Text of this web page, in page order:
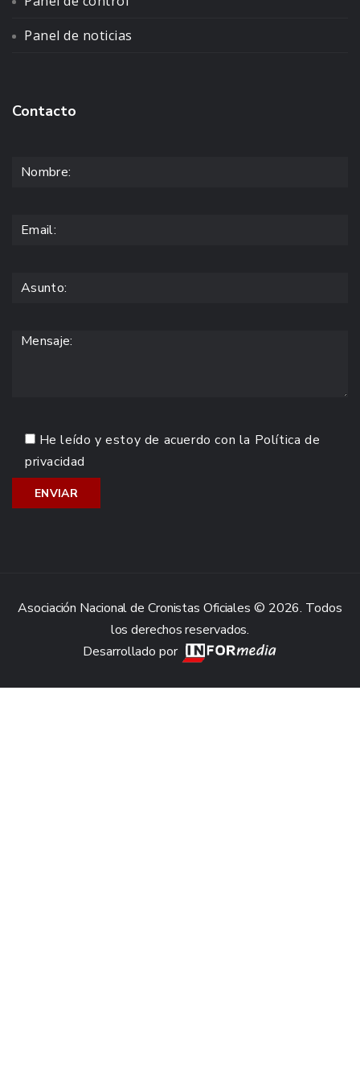
Panel de noticias
Contacto
He leído y estoy de acuerdo con la Política de
privacidad
Asociación Nacional de Cronistas Oficiales © 2026. Todos
los derechos reservados.
Desarrollado por